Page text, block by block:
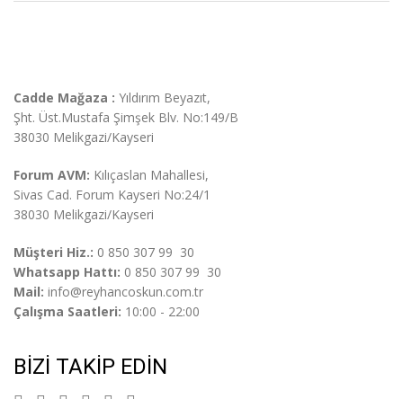
Cadde Mağaza : Yıldırım Beyazıt,
Şht. Üst.Mustafa Şimşek Blv. No:149/B
38030 Melikgazi/Kayseri
Forum AVM: Kılıçaslan Mahallesi,
Sivas Cad. Forum Kayseri No:24/1
38030 Melikgazi/Kayseri
Müşteri Hiz.: 0 850 307 99 30
Whatsapp Hattı: 0 850 307 99 30
Mail: info@reyhancoskun.com.tr
Çalışma Saatleri: 10:00 - 22:00
BIZI TAKIP EDIN